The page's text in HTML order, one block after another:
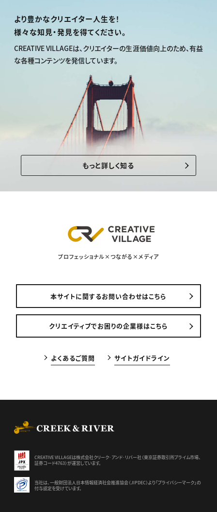
より豊かなクリエイター人生を！
様々な知見・発見を得てください。
CREATIVE VILLAGEは、 クリエイターの生涯価値向上のため、有益
な各種コンテンツを発信しています。
もっと詳しく知る
プロフェッショナル×つながる×メディア
本サイトに関するお問い合わせはこちら
クリエイティブでお困りの企業様はこちら
よくあるご質問 サイトガイドライン
CREATIVE VILLAGEは株式会社クリーク･アンド･リバー社（東京証券取引所プライム市場、
証券コード4763）が運営しています。
当社は、一般財団法人日本情報経済社会推進協会（JIPDEC）より 「プライバシーマーク」の
付与認定を受けています。